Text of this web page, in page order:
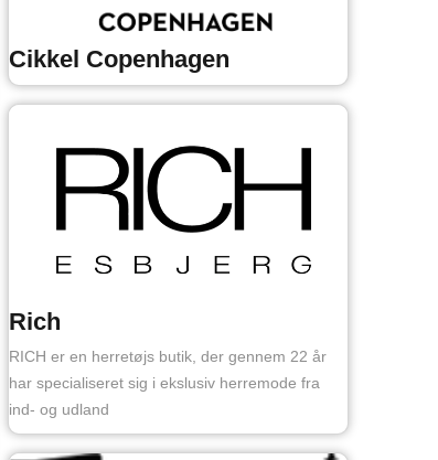
Cikkel Copenhagen
Rich
RICH er en herretøjs butik, der gennem 22 år
har specialiseret sig i ekslusiv herremode fra
ind- og udland